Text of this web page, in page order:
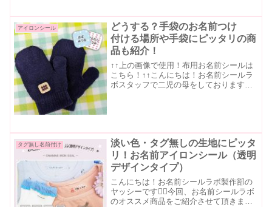
アイロンシール
どうする？手袋のお名前つけ
付ける場所や手袋にピッタリの商
品も紹介！
↑↑上の画像で使用！布用お名前シールは
こちら！↑↑こんにちは！お名前シールラ
ボスタッフで二児の母をしておりますO
タグ無し名前付け
淡い色・タグ無しの生地にピッタ
リ！お名前アイロンシール（透明
デザインタイプ）
こんにちは！お名前シールラボ製作部の
ヤッシーです🙋‍♂️今回、お名前シールラボ
のオススメ商品をご紹介させて頂きま